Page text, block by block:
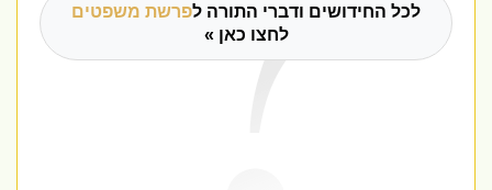
לכל החידושים ודברי התורה לפרשת משפטים
לחצו כאן »